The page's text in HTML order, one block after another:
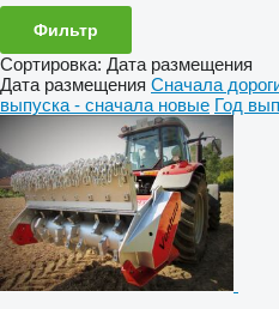
Фильтр
Сортировка: Дата размещения
Дата размещения Сначала
выпуска - сначала новые Год